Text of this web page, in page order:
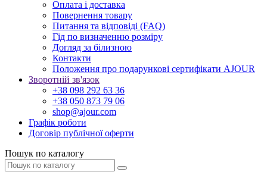
Оплата і доставка
Повернення товару
Питання та відповіді (FAQ)
Гід по визначенню розміру
Догляд за білизною
Контакти
Положення про подарункові сертифікати AJOUR
Зворотній зв'язок
+38 098 292 63 36
+38 050 873 79 06
shop@ajour.com
Графік роботи
Договір публічної оферти
Пошук по каталогу